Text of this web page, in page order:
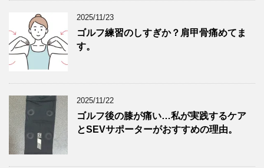
2025/11/23
ゴルフ練習のしすぎか？肩甲骨痛めてま
す。
2025/11/22
ゴルフ後の膝が痛い…私が実践するケア
とSEVサポーターがおすすめの理由。